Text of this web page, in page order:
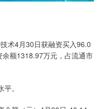
术4月30日获融资买入96.0
额1318.97万元，占流通市
。